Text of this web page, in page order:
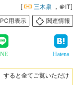
[ 三木泉 ，＠IT]
PC用表示
関連情報
Hatena
すると全てご覧いただけ